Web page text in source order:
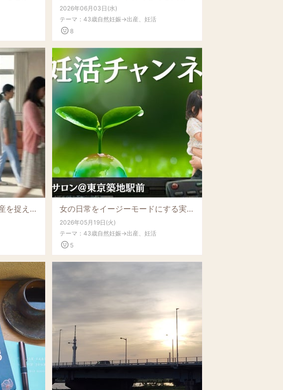
2026年06月03日(水)
テーマ： 43歳自然妊娠→出産、妊活
8
【逆算妊活からの目線】流産を捉え直したら、次の一歩が意外な未来へつながっていった 女の日常をイージーモードにする実践的コンテンツが集結【逆算妊活チャンネル】開設しました
2026年05月19日(火)
テーマ： 43歳自然妊娠→出産、妊活
5